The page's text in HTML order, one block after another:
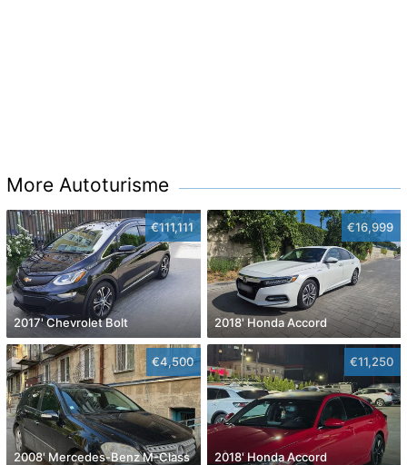
More Autoturisme
€111,111
2017' Chevrolet Bolt
€16,999
2018' Honda Accord
€4,500
2008' Mercedes-Benz M-Class
€11,250
2018' Honda Accord